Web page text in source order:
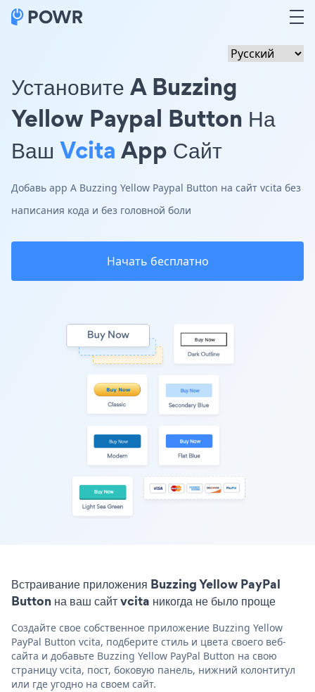
Установите A Buzzing
Yellow Paypal Button На
Ваш VcitaApp Сайт
Добавь app A Buzzing Yellow Paypal Button на сайт vcita без
написания кода и без головной боли
Начать бесплатно
Встраивание приложения Buzzing Yellow PayPal
Button на ваш сайт vcita никогда не было проще
Создайте свое собственное приложение Buzzing Yellow
PayPal Button vcita, подберите стиль и цвета своего веб-
сайта и добавьте Buzzing Yellow PayPal Button на свою
страницу vcita, пост, боковую панель, нижний колонтитул
или где угодно на своем сайт.